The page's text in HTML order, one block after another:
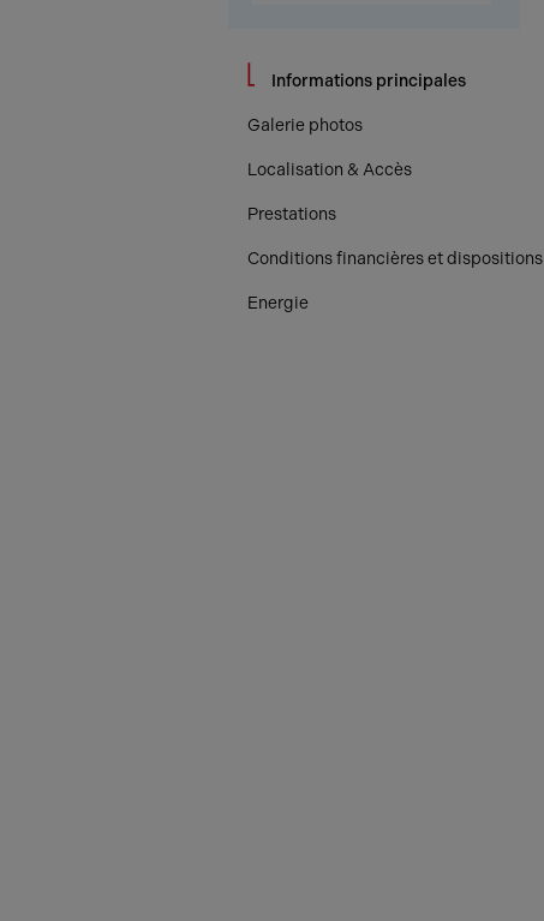
Informations principales
Galerie photos
Localisation & Accès
Prestations
Conditions financières et dispositions
Energie